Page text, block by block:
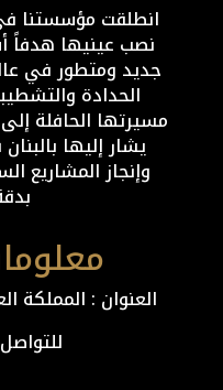
انطلقت مؤسستنا
نصب عينيها هدفاً
جديد ومتطور في
الحدادة
مسيرتها الحافلة
يشار إليها
وإنجاز المشاريع
العنوان : المملكة